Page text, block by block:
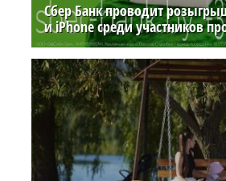
Сбер Банк проводит
и iPhone среди участников